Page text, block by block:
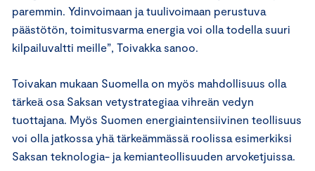
paremmin. Ydinvoimaan ja tuulivoimaan perustuva
päästötön, toimitusvarma energia voi olla todella suuri
kilpailuvaltti meille”, Toivakka sanoo.
Toivakan mukaan Suomella on myös mahdollisuus olla
tärkeä osa Saksan vetystrategiaa vihreän vedyn
tuottajana. Myös Suomen energiaintensiivinen teollisuus
voi olla jatkossa yhä tärkeämmässä roolissa esimerkiksi
Saksan teknologia- ja kemianteollisuuden arvoketjuissa.